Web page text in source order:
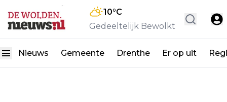
10°C
Gedeeltelijk Bewolkt
Nieuws Gemeente Drenthe Er op uit